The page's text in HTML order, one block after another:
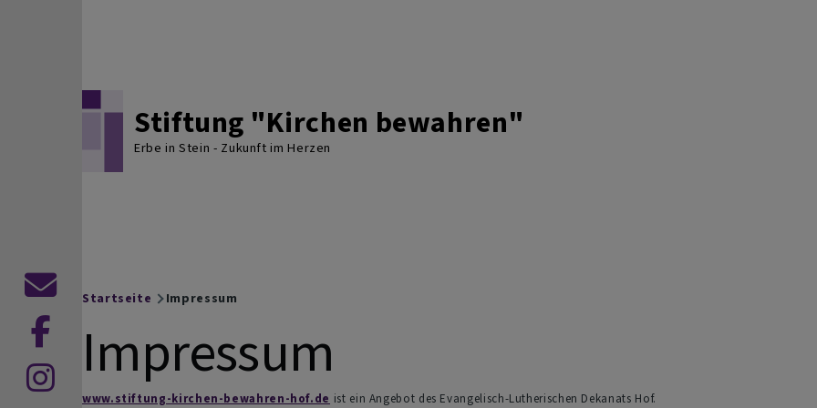
Stiftung "Kirchen bewahren"
Erbe in Stein - Zukunft im Herzen
Startseite Impressum
Impressum
www.stiftung-kirchen-bewahren-hof.de ist ein Angebot des Evangelisch-Lutherischen Dekanats Hof.
Kontaktformular
Dekanat
Hof
auf
Dekanat